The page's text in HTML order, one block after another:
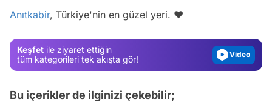
Anıtkabir, Türkiye'nin en güzel yeri. ❤️️
Keşfet ile ziyaret ettiğin
tüm kategorileri tek akışta gör!
Test
Bu içerikler de ilginizi çekebilir;